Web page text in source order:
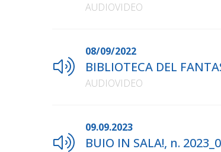
AUDIOVIDEO
08/09/2022
BIBLIOTECA DEL
AUDIOVIDEO
09.09.2023
BUIO IN SALA!, n.